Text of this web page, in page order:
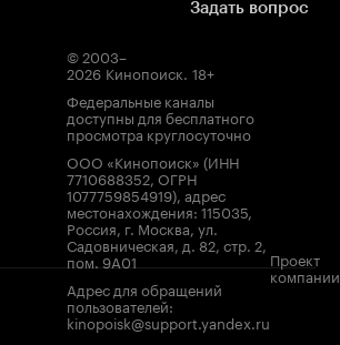
Задать вопрос
© 2003–
2026 Кинопоиск. 18+
Федеральные каналы
доступны для бесплатного
просмотра круглосуточно
ООО «Кинопоиск» (ИНН
7710688352, ОГРН
1077759854919), адрес
местонахождения: 115035,
Россия, г. Москва, ул.
Садовническая, д. 82, стр. 2,
пом. 9А01
Адрес для обращений
пользователей:
kinopoisk@support.yandex.ru
Проект
компании